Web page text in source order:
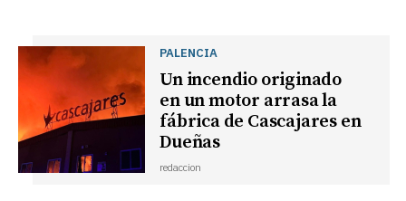
PALENCIA
Un incendio originado
en un motor arrasa la
fábrica de Cascajares en
Dueñas
redaccion